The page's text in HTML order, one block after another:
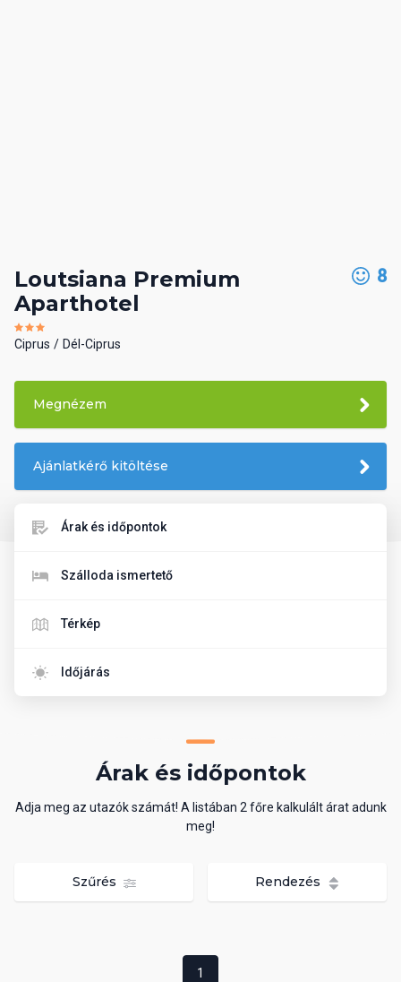
Loutsiana Premium
Aparthotel
Ciprus Dél-Ciprus
8
Megnézem
Ajánlatkérő kitöltése
Árak és időpontok
Szálloda ismertető
Térkép
Időjárás
Árak és időpontok
Adja meg az utazók számát! A listában 2 főre kalkulált árat adunk
meg!
Szűrés Rendezés
1